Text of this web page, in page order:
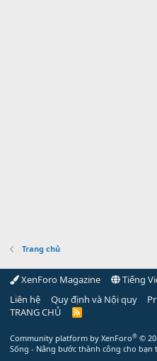
Trang chủ
XenForo Magazine
Tiếng
Liên hệ
Quy định và Nội quy
TRANG CHỦ
R
Community platform by XenForo® ©
Sống - Nâng bước thành công cho bạn